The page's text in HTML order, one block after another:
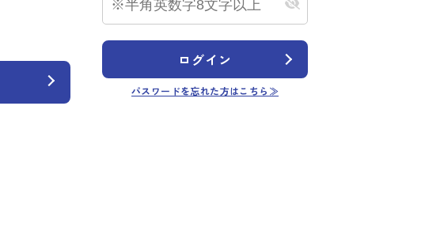
ログイン
パスワードを忘れた方はこちら≫